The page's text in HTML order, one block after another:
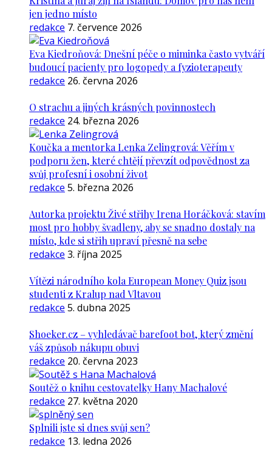
jen jedno místo
redakce 7. července 2026
Eva Kiedroňová: Dnešní péče o miminka často vytváří
budoucí pacienty pro logopedy a fyzioterapeuty
redakce 26. června 2026
O strachu a jiných krásných povinnostech
redakce 24. března 2026
Koučka a mentorka Lenka Zelingrová: Věřím v
podporu žen, které chtějí převzít odpovědnost za
svůj profesní i osobní život
redakce 5. března 2026
Autorka projektu Živé střihy Irena Horáčková: stavím
most pro hobby švadleny, aby se snadno dostaly na
místo, kde si střih upraví přesně na sebe
redakce 3. října 2025
Vítězi národního kola European Money Quiz jsou
studenti z Kralup nad Vltavou
redakce 5. dubna 2025
Shoeker.cz – vyhledávač barefoot bot, který změní
váš způsob nákupu obuvi
redakce 20. června 2023
Soutěž o knihu cestovatelky Hany Machalové
redakce 27. května 2020
Splnili jste si dnes svůj sen?
redakce 13. ledna 2026